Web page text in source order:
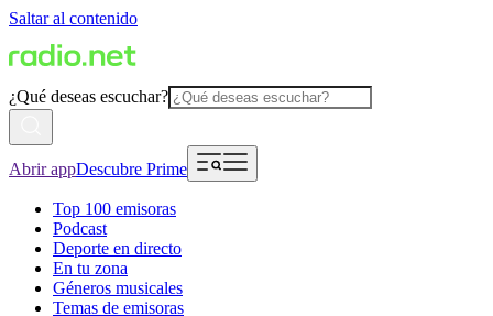
Saltar al contenido
¿Qué deseas escuchar?
Abrir appDescubre Prime
Top 100 emisoras
Podcast
Deporte en directo
En tu zona
Géneros musicales
Temas de emisoras